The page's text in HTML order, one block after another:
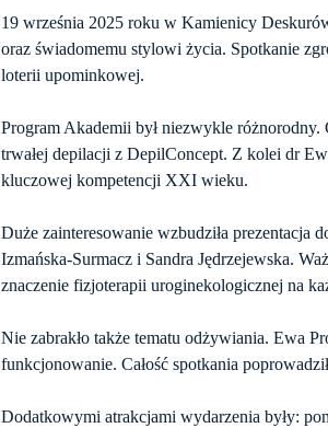
19 września 2025 roku w Kamienicy
oraz świadomemu stylowi życia. Spotkanie
loterii upominkowej.
Program Akademii był niezwykle
trwałej depilacji z DepilConcept. Z kolei dr
kluczowej kompetencji XXI wieku.
Duże zainteresowanie wzbudziła prezentacja
Izmańska-Surmacz i Sandra Jędrzejewska.
znaczenie fizjoterapii uroginekologicznej na
Nie zabrakło także tematu odżywiania. Ewa
funkcjonowanie. Całość spotkania
Dodatkowymi atrakcjami wydarzenia były: